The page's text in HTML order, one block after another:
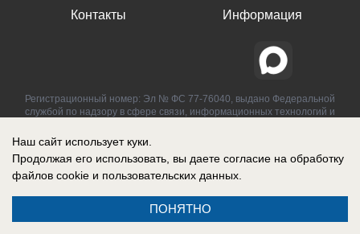
Контакты
Информация
Регистрационный номер: Эл № ФС 77-76040, выдано Федеральной
службой по надзору в сфере связи, информационных технологий и
Наш сайт использует куки.
Продолжая его использовать, вы даете согласие на обработку
файлов cookie и пользовательских данных.
ПОНЯТНО